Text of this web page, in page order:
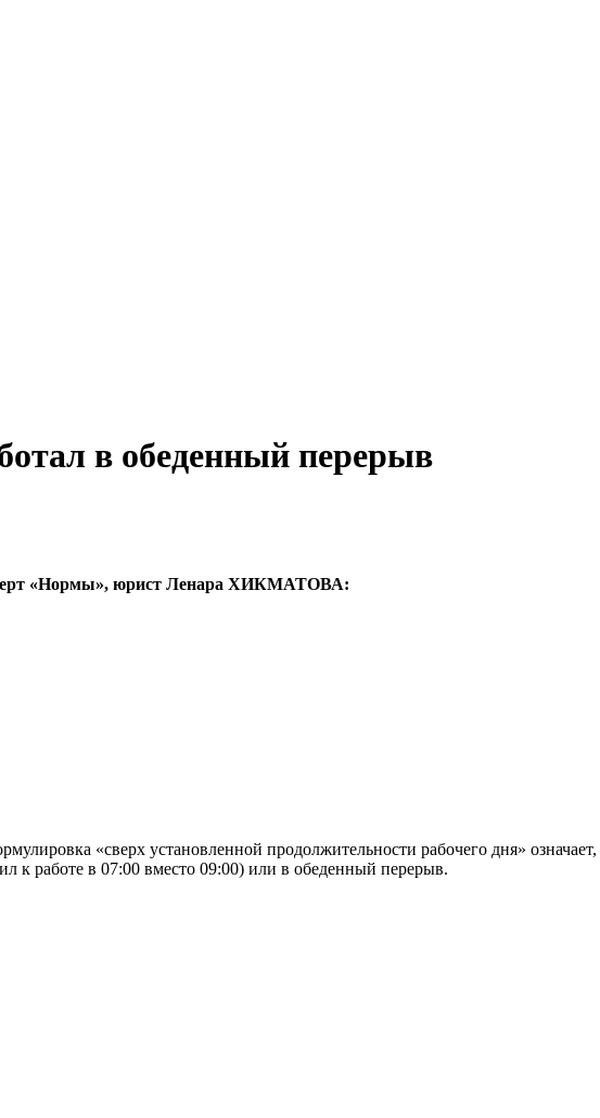
в обеденный перерыв
«Нормы», юрист Ленара ХИКМАТОВА:
«сверх установленной продолжительности рабочего дня» означает,
к работе в 07:00 вместо 09:00) или в обеденный перерыв.